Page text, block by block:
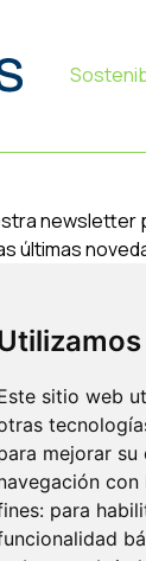
sitio web
mejorar su
con
para
newsletter
últimas
privacidad y